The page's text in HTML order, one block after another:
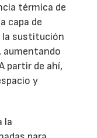
térmica de
capa de
la sustitución
aumentando
partir de ahí,
y
la